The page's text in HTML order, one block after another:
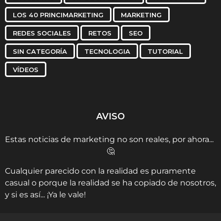
LOS 40 PRINCIMARKETING MARKETING
REDES SOCIALES RETOS SEO
SIN CATEGORÍA TECNOLOGIA TUTORIAL
VÍDEOS
AVISO
Estas noticias de marketing no son reales, por ahora...
🤔
Cualquier parecido con la realidad es puramente
casual o porque la realidad se ha copiado de nosotros,
y si es así... ¡Ya le vale!